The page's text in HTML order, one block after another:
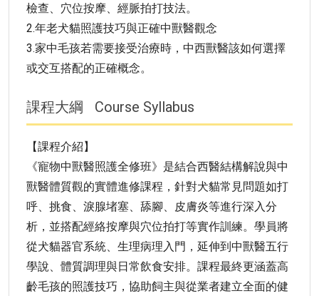
檢查、穴位按摩、經脈拍打技法。
2.年老犬貓照護技巧與正確中獸醫觀念
3.家中毛孩若需要接受治療時，中西獸醫該如何選擇
或交互搭配的正確概念。
課程大綱 Course Syllabus
【課程介紹】
《寵物中獸醫照護全修班》是結合西醫結構解說與中
獸醫體質觀的實體進修課程，針對犬貓常見問題如打
呼、挑食、淚腺堵塞、舔腳、皮膚炎等進行深入分
析，並搭配經絡按摩與穴位拍打等實作訓練。學員將
從犬貓器官系統、生理病理入門，延伸到中獸醫五行
學說、體質調理與日常飲食安排。課程最終更涵蓋高
齡毛孩的照護技巧，協助飼主與從業者建立全面的健